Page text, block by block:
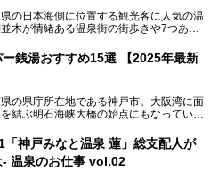
の日本海側に位置する観光客に人気の温
木が情緒ある温泉街の街歩きや7つある
の駅から温泉街が近く、歩いて回るのに
、日帰りでの訪問にもおすすめです。
ックアップ。温泉やご当地グルメなどを
光モデルコースも紹介しているので、ぜ
銭湯おすすめ15選 【2025年最新
の県庁所在地である神戸市。大阪湾に面
結ぶ明石海峡大橋の始点にもなっていま
びやかに発展したハーバーランドなど、
めじろ押しです。
視点から見ると、神戸市といえば何とい
「神戸みなと温泉 蓮」総支配人が
- 温泉のお仕事 vol.02